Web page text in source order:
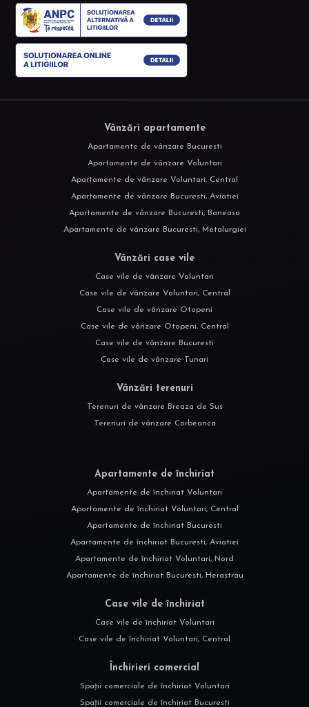
Vânzări apartamente
Apartamente de vânzare Bucuresti
Apartamente de vânzare Voluntari
Apartamente de vânzare Voluntari, Central
Apartamente de vânzare Bucuresti, Aviatiei
Apartamente de vânzare Bucuresti, Baneasa
Apartamente de vânzare Bucuresti, Metalurgiei
Vânzări case vile
Case vile de vânzare Voluntari
Case vile de vânzare Voluntari, Central
Case vile de vânzare Otopeni
Case vile de vânzare Otopeni, Central
Case vile de vânzare Bucuresti
Case vile de vânzare Tunari
Vânzări terenuri
Terenuri de vânzare Breaza de Sus
Terenuri de vânzare Corbeanca
Apartamente de închiriat
Apartamente de închiriat Voluntari
Apartamente de închiriat Voluntari, Central
Apartamente de închiriat Bucuresti
Apartamente de închiriat Bucuresti, Aviatiei
Apartamente de închiriat Voluntari, Nord
Apartamente de închiriat Bucuresti, Herastrau
Case vile de închiriat
Case vile de închiriat Voluntari
Case vile de închiriat Voluntari, Central
Închirieri comercial
Spații comerciale de închiriat Voluntari
Spații comerciale de închiriat Bucuresti